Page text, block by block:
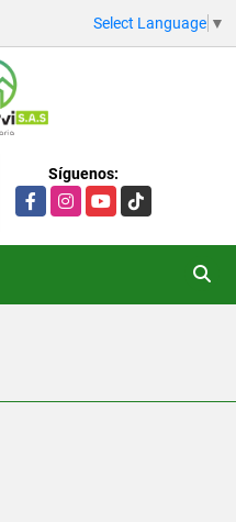
Select Language ▼
Síguenos:
FacebookInstagramYouTubeTikTok